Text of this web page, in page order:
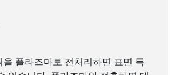
플라즈마로 전처리하면 표면 특